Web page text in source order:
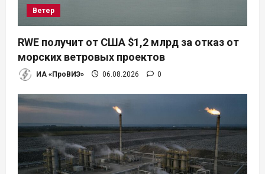
Ветер
RWE получит от США $1,2 млрд за отказ от
морских ветровых проектов
ИА «ПроВИЭ» 06.08.2026 0